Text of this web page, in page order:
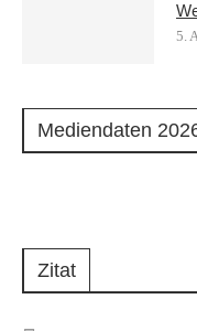
5.
Mediendaten
Zitat